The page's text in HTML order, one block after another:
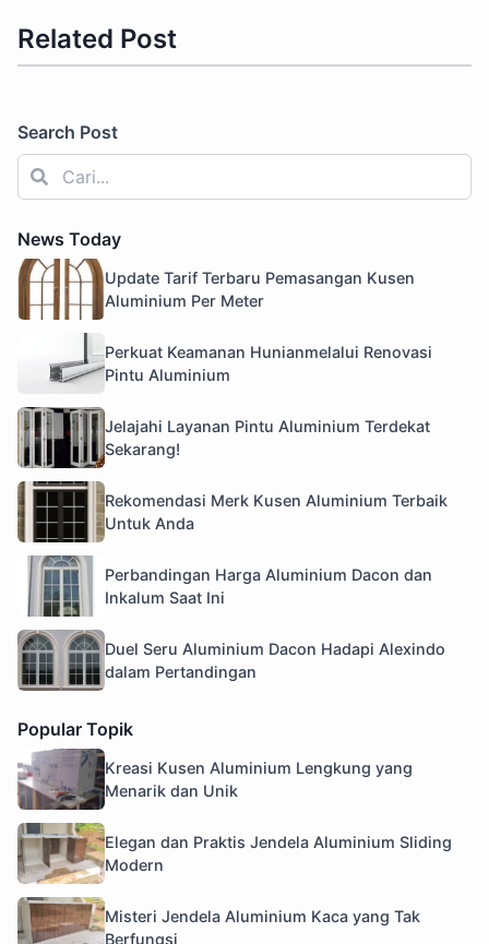
Related Post
Search Post
News Today
Update Tarif Terbaru Pemasangan Kusen
Aluminium Per Meter
Perkuat Keamanan Hunianmelalui Renovasi
Pintu Aluminium
Jelajahi Layanan Pintu Aluminium Terdekat
Sekarang!
Rekomendasi Merk Kusen Aluminium Terbaik
Untuk Anda
Perbandingan Harga Aluminium Dacon dan
Inkalum Saat Ini
Duel Seru Aluminium Dacon Hadapi Alexindo
dalam Pertandingan
Popular Topik
Kreasi Kusen Aluminium Lengkung yang
Menarik dan Unik
Elegan dan Praktis Jendela Aluminium Sliding
Modern
Misteri Jendela Aluminium Kaca yang Tak
Berfungsi